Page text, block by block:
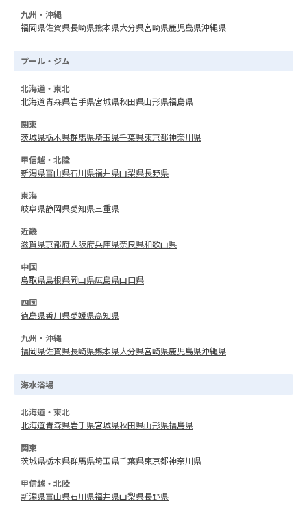
九州・沖縄
福岡県佐賀県長崎県熊本県大分県宮崎県鹿児島県沖縄県
プール・ジム
北海道・東北
北海道青森県岩手県宮城県秋田県山形県福島県
関東
茨城県栃木県群馬県埼玉県千葉県東京都神奈川県
甲信越・北陸
新潟県富山県石川県福井県山梨県長野県
東海
岐阜県静岡県愛知県三重県
近畿
滋賀県京都府大阪府兵庫県奈良県和歌山県
中国
鳥取県島根県岡山県広島県山口県
四国
徳島県香川県愛媛県高知県
九州・沖縄
福岡県佐賀県長崎県熊本県大分県宮崎県鹿児島県沖縄県
海水浴場
北海道・東北
北海道青森県岩手県宮城県秋田県山形県福島県
関東
茨城県栃木県群馬県埼玉県千葉県東京都神奈川県
甲信越・北陸
新潟県富山県石川県福井県山梨県長野県